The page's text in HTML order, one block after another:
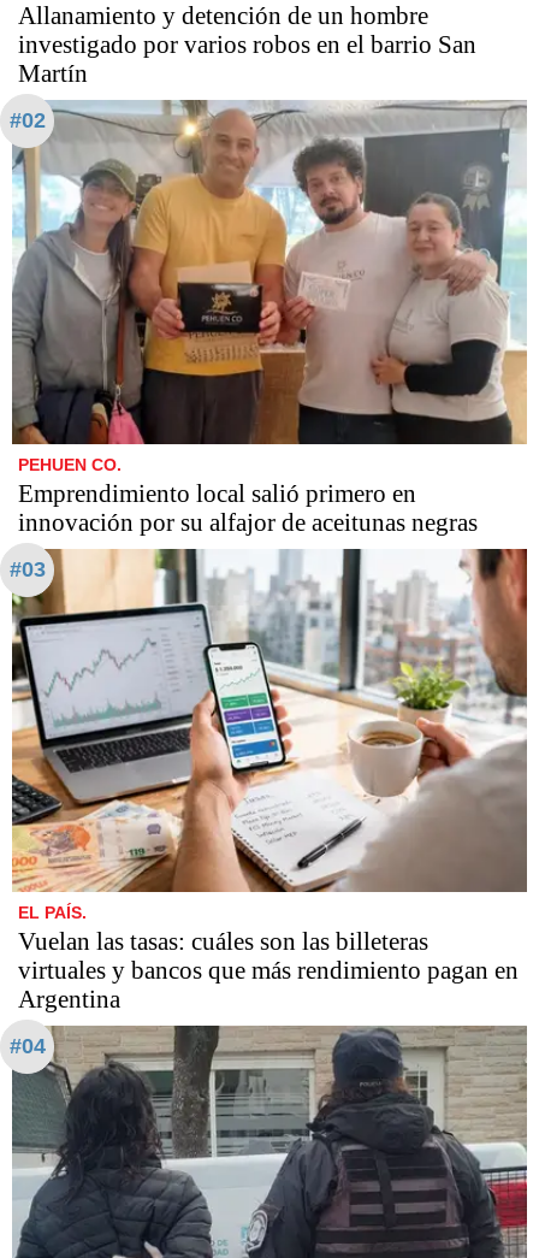
Allanamiento y detención de un hombre
investigado por varios robos en el barrio San
Martín
#02
PEHUEN CO.
Emprendimiento local salió primero en
innovación por su alfajor de aceitunas negras
#03
EL PAÍS.
Vuelan las tasas: cuáles son las billeteras
virtuales y bancos que más rendimiento pagan en
Argentina
#04